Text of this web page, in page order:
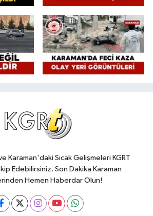
Karaman'daki Sıcak Gelişmeleri KGRT
Edebilirsiniz. Son Dakika Karaman
Hemen Haberdar Olun!